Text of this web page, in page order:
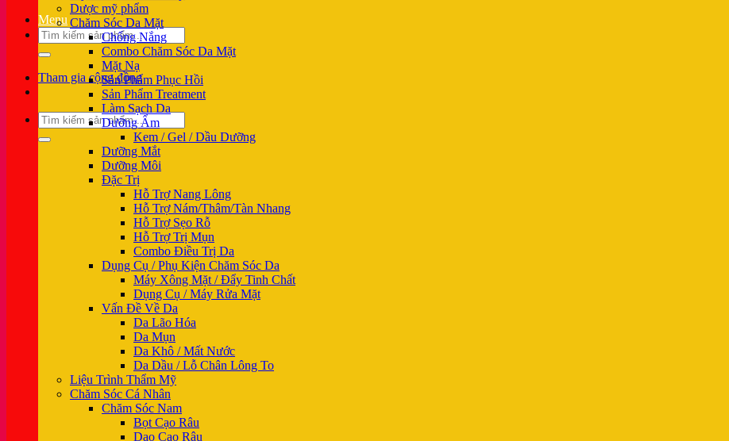
Menu
Tìm
kiếm:
Tham gia cộng đồng
Tìm
kiếm:
Dược mỹ phẩm
Chăm Sóc Da Mặt
Chống Nắng
Combo Chăm Sóc Da Mặt
Mặt Nạ
Sản Phẩm Phục Hồi
Sản Phẩm Treatment
Làm Sạch Da
Dưỡng Ẩm
Kem / Gel / Dầu Dưỡng
Dưỡng Mắt
Dưỡng Môi
Đặc Trị
Hỗ Trợ Nang Lông
Hỗ Trợ Nám/Thâm/Tàn Nhang
Hỗ Trợ Sẹo Rỗ
Hỗ Trợ Trị Mụn
Combo Điều Trị Da
Dụng Cụ / Phụ Kiện Chăm Sóc Da
Máy Xông Mặt / Đẩy Tinh Chất
Dụng Cụ / Máy Rửa Mặt
Vấn Đề Về Da
Da Lão Hóa
Da Mụn
Da Khô / Mất Nước
Da Dầu / Lỗ Chân Lông To
Liệu Trình Thẩm Mỹ
Chăm Sóc Cá Nhân
Chăm Sóc Nam
Bọt Cạo Râu
Dao Cạo Râu